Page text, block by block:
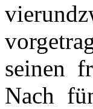
seinen
Nach